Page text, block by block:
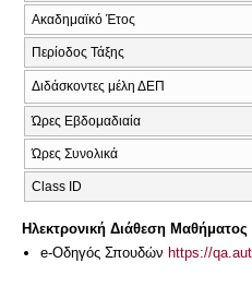
Ακαδημαϊκό Έτος
Περίοδος Τάξης
Διδάσκοντες μέλη ΔΕΠ
Ώρες Εβδομαδιαία
Ώρες Συνολικά
Class ID
Ηλεκτρονική Διάθεση Μαθήματος
e-Οδηγός Σπουδών https://